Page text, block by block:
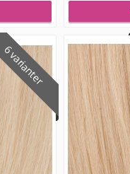
Hårborste klassisk - Rosa
★ ★ ★ ★ ★
6 varianter